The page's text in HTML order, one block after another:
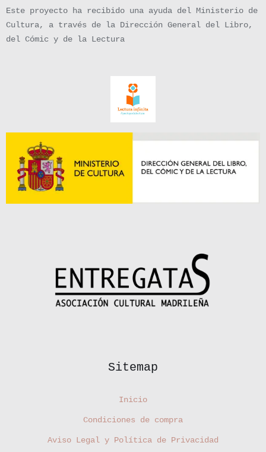
Este proyecto ha recibido una ayuda del Ministerio de
Cultura, a través de la Dirección General del Libro,
del Cómic y de la Lectura
Sitemap
Inicio
Condiciones de compra
Aviso Legal y Política de Privacidad